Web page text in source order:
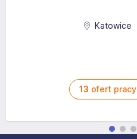
Katowice
13 ofert pracy